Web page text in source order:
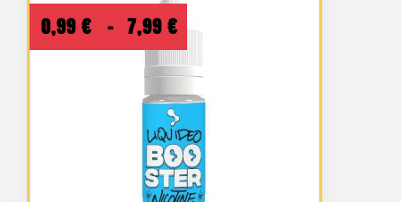
0,99 € – 7,99 € Plage
de
prix :
0,99 €
à
7,99 €